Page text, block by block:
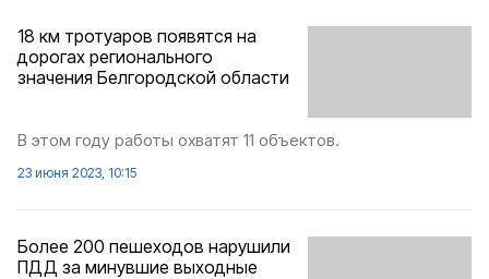
18 км тротуаров появятся на
дорогах регионального
значения Белгородской области
В этом году работы охватят 11 объектов.
23 июня 2023, 10:15
Более 200 пешеходов нарушили
ПДД за минувшие выходные